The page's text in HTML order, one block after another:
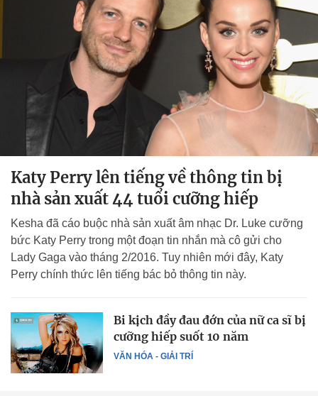
Katy Perry lên tiếng về thông tin bị
nhà sản xuất 44 tuổi cưỡng hiếp
Kesha đã cáo buộc nhà sản xuất âm nhạc Dr. Luke cưỡng
bức Katy Perry trong một đoạn tin nhắn mà cô gửi cho
Lady Gaga vào tháng 2/2016. Tuy nhiên mới đây, Katy
Perry chính thức lên tiếng bác bỏ thông tin này.
VĂN HÓA - GIẢI TRÍ
Bi kịch đầy đau đớn của nữ ca sĩ bị
cưỡng hiếp suốt 10 năm